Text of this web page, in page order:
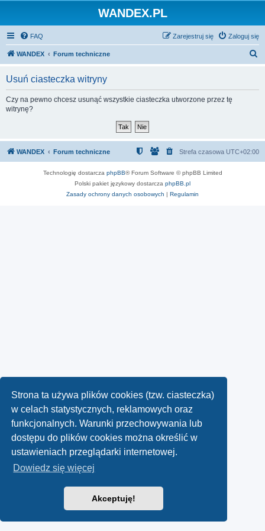
Strona ta używa plików cookies (tzw. ciasteczka)
w celach statystycznych, reklamowych oraz
funkcjonalnych. Warunki przechowywania lub
dostępu do plików cookies można określić w
ustawieniach przeglądarki internetowej.
Dowiedz się więcej
Akceptuję!
WANDEX.PL
FAQ Zaloguj się
Zarejestruj się
WANDEX Forum techniczne
Usuń ciasteczka witryny
Czy na pewno chcesz usunąć wszystkie ciasteczka utworzone przez tę
witrynę?
WANDEX Forum techniczne Strefa czasowa UTC+02:00
Technologię dostarcza phpBB® Forum Software © phpBB Limited
Polski pakiet językowy dostarcza phpBB.pl
Zasady ochrony danych osobowych | Regulamin